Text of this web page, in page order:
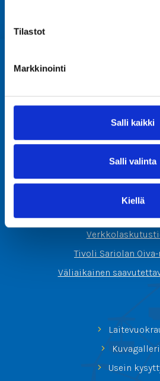
Tilastot
Markkinointi
Salli kaikki
Salli valinta
Kiellä
on
Sortilantie 9
04260 Kerava
Tivoli Sariolan
Väliaikainen
Usein